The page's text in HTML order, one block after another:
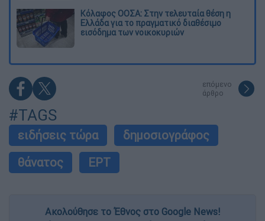
Κόλαφος ΟΟΣΑ: Στην τελευταία θέση η
Ελλάδα για το πραγματικό διαθέσιμο
εισόδημα των νοικοκυριών
επόμενο
άρθρο
#TAGS
ειδήσεις τώρα
δημοσιογράφος
θάνατος
ΕΡΤ
Ακολούθησε το Έθνος στο Google News!